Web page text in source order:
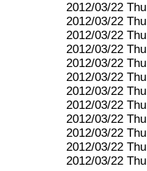
2012/03/22 Thu
2012/03/22 Thu
2012/03/22 Thu
2012/03/22 Thu
2012/03/22 Thu
2012/03/22 Thu
2012/03/22 Thu
2012/03/22 Thu
2012/03/22 Thu
2012/03/22 Thu
2012/03/22 Thu
2012/03/22 Thu